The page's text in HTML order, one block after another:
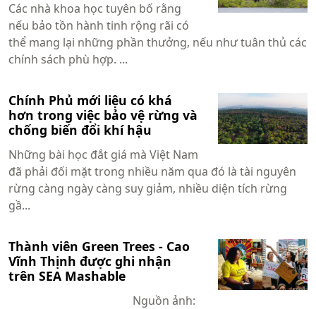
Các nhà khoa học tuyên bố rằng
nếu bảo tồn hành tinh rộng rãi có
thể mang lại những phần thưởng, nếu như tuân thủ các
chính sách phù hợp. ...
Chính Phủ mới liệu có khá
hơn trong việc bảo vệ rừng và
chống biến đổi khí hậu
Những bài học đắt giá mà Việt Nam
đã phải đối mặt trong nhiều năm qua đó là tài nguyên
rừng càng ngày càng suy giảm, nhiều diện tích rừng
gầ...
Thành viên Green Trees - Cao
Vĩnh Thịnh được ghi nhận
trên SEA Mashable
Nguồn ảnh: